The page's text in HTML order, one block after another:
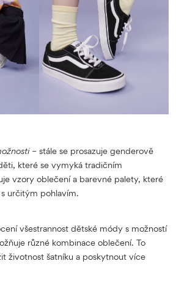
– stále se prosazuje genderově
které se vymyká tradičním
vzory oblečení a barevné palety, které
určitým pohlavím.
všestrannost dětské módy s možností
různé kombinace oblečení. To
životnost šatníku a poskytnout více